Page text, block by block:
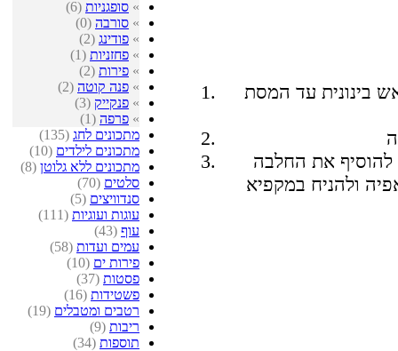
» סופגניות (6)
» סורבה (0)
» פודינג (2)
» פחזניות (1)
» פירות (2)
» פנה קוטה (2)
» פנקייק (3)
» פרפה (1)
מתכונים לחג (135)
מתכונים לילדים (10)
מתכונים ללא גלוטן (8)
סלטים (70)
סנדוויצים (5)
עוגות ועוגיות (111)
עוף (43)
עמים ועדות (58)
פירות ים (10)
פסטות (37)
פשטידות (16)
רטבים ומטבלים (19)
ריבות (9)
תוספות (34)
בינונית עד המסת
להוסיף את החלבה
ולהניח במקפיא